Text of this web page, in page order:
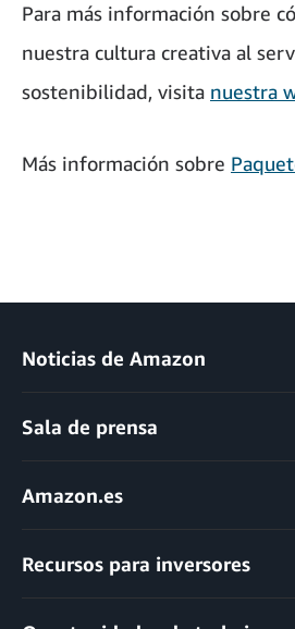
Para más información sobre
nuestra cultura creativa al
sostenibilidad, visita nuestra
Más información sobre
Noticias de Amazon
Sala de prensa
Amazon.es
Recursos para inversores